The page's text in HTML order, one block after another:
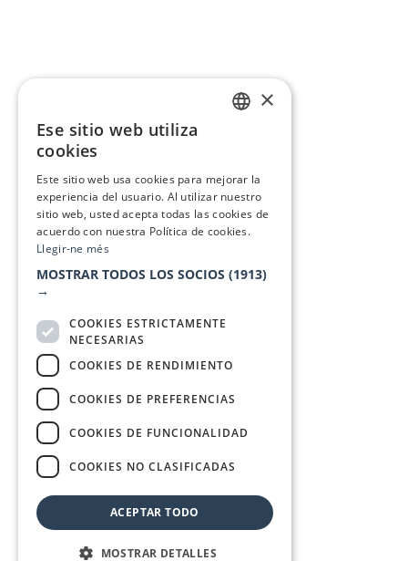
×
Ese sitio web utiliza
cookies
Este sitio web usa cookies para mejorar la
experiencia del usuario. Al utilizar nuestro
sitio web, usted acepta todas las cookies de
acuerdo con nuestra Política de cookies.
Llegir-ne més
MOSTRAR TODOS LOS SOCIOS (1913)
→
COOKIES ESTRICTAMENTE
NECESARIAS
COOKIES DE RENDIMIENTO
COOKIES DE PREFERENCIAS
COOKIES DE FUNCIONALIDAD
COOKIES NO CLASIFICADAS
ACEPTAR TODO
MOSTRAR DETALLES